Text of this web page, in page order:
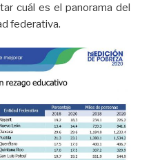
cuál es el panorama del
federativa.